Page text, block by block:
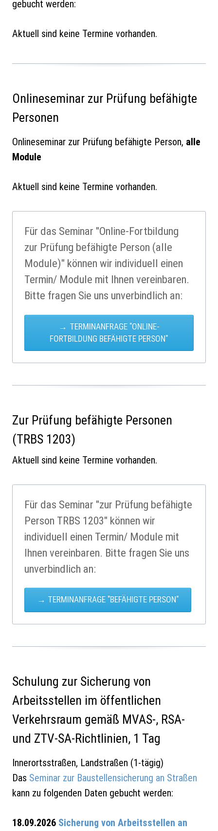
gebucht werden:
Aktuell sind keine Termine vorhanden.
Onlineseminar zur Prüfung befähigte
Personen
Onlineseminar zur Prüfung befähigte Person, alle
Module
Aktuell sind keine Termine vorhanden.
Für das Seminar "Online-Fortbildung
zur Prüfung befähigte Person (alle
Module)" können wir individuell einen
Termin/ Module mit Ihnen vereinbaren.
Bitte fragen Sie uns unverbindlich an:
TERMINANFRAGE "ONLINE-
FORTBILDUNG BEFÄHIGTE PERSON"
Zur Prüfung befähigte Personen
(TRBS 1203)
Aktuell sind keine Termine vorhanden.
Für das Seminar "zur Prüfung befähigte
Person TRBS 1203" können wir
individuell einen Termin/ Module mit
Ihnen vereinbaren. Bitte fragen Sie uns
unverbindlich an:
TERMINANFRAGE "BEFÄHIGTE PERSON"
Schulung zur Sicherung von
Arbeitsstellen im öffentlichen
Verkehrsraum gemäß MVAS-, RSA-
und ZTV-SA-Richtlinien, 1 Tag
Innerortsstraßen, Landstraßen (1-tägig)
Das Seminar zur Baustellensicherung an Straßen
kann zu folgenden Daten gebucht werden:
18.09.2026 Sicherung von Arbeitsstellen an